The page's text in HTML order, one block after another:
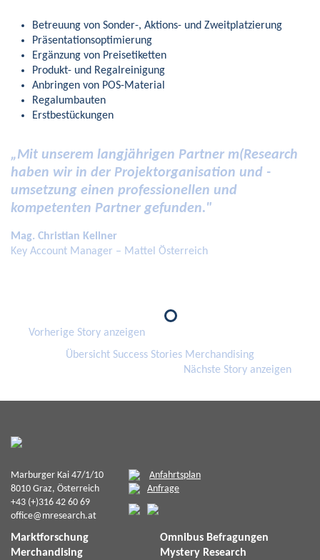
Betreuung von Sonder-, Aktions- und Zweitplatzierung
Präsentationsoptimierung
Ergänzung von Preisetiketten
Produkt- und Regalreinigung
Anbringen von POS-Material
Regalumbauten
Erstbestückungen
„Mit unserem langjährigen Partner m(Research
haben wir in der Projektorganisation und -
umsetzung einen professionellen und
kompetenten Partner gefunden."
Mag. Christian Kellner
Key Account Manager – Mattel Österreich
Vorherige Story anzeigen
Übersicht Success Stories Merchandising
Nächste Story anzeigen
Marburger Kai 47/1/10
8010 Graz, Österreich
+43 (+)316 42 60 69
office@mresearch.at
Anfahrtsplan
Anfrage
Marktforschung
Omnibus Befragungen
Mystery Research
Merchandising